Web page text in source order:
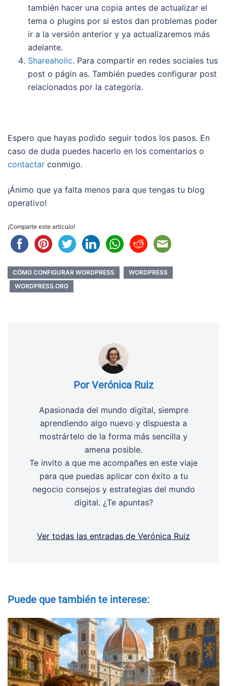
también hacer una copia antes de actualizar el
tema o plugins por si estos dan problemas poder
ir a la versión anterior y ya actualizaremos más
adelante.
Shareaholic. Para compartir en redes sociales tus
post o págin as. También puedes configurar post
relacionados por la categoría.
Espero que hayas podido seguir todos los pasos. En
caso de duda puedes hacerlo en los comentarios o
contactar conmigo.
¡Ánimo que ya falta menos para que tengas tu blog
operativo!
¡Comparte este artículo!
CÓMO CONFIGURAR WORDPRESS
WORDPRESS
WORDPRESS.ORG
Por Verónica Ruiz
Apasionada del mundo digital, siempre
aprendiendo algo nuevo y dispuesta a
mostrártelo de la forma más sencilla y
amena posible.
Te invito a que me acompañes en este viaje
para que puedas aplicar con éxito a tu
negocio consejos y estrategias del mundo
digital. ¿Te apuntas?
Ver todas las entradas de Verónica Ruiz
Puede que también te interese: